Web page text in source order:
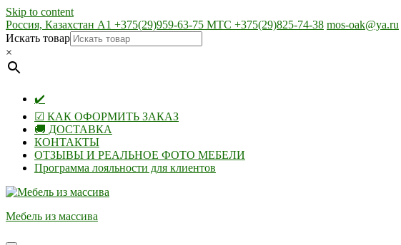
Skip to content
Россия, Казахстан А1 +375(29)959-63-75 МТС +375(29)825-74-38 mos-oak@ya.ru
Искать товар
×
✔️
☑ КАК ОФОРМИТЬ ЗАКАЗ
🚚 ДОСТАВКА
КОНТАКТЫ
ОТЗЫВЫ И РЕАЛЬНОЕ ФОТО МЕБЕЛИ
Программа лояльности для клиентов
Мебель из массива